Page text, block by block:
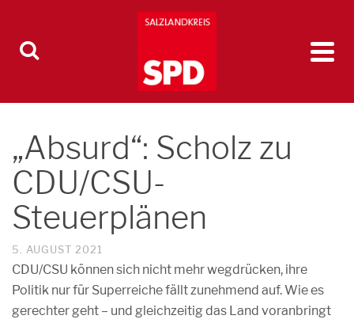
„Absurd“: Scholz zu
CDU/CSU-
Steuerplänen
5. AUGUST 2021
CDU/CSU können sich nicht mehr wegdrücken, ihre
Politik nur für Superreiche fällt zunehmend auf. Wie es
gerechter geht – und gleichzeitig das Land voranbringt